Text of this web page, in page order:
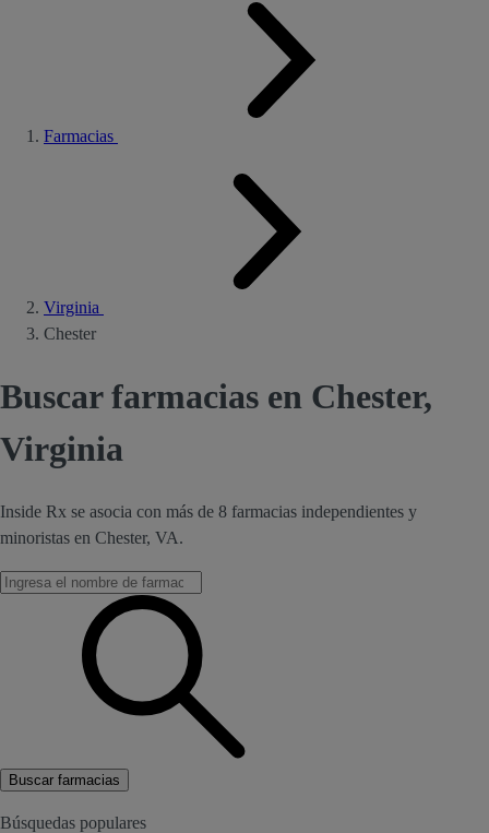
Farmacias
Virginia
Chester
Buscar farmacias en Chester,
Virginia
Inside Rx se asocia con más de 8 farmacias independientes y
minoristas en Chester, VA.
Buscar farmacias
Búsquedas populares